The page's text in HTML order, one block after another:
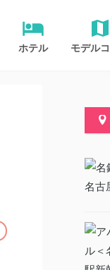
ホテル モデル